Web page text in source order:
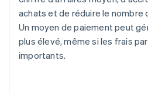
achats et de réduire le nombre
Un moyen de paiement peut
plus élevé, même si les frais
importants.